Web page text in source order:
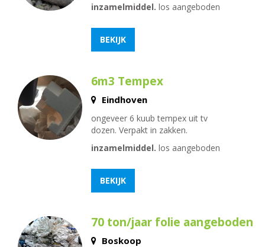
inzamelmiddel. los aangeboden
BEKIJK
6m3 Tempex
Eindhoven
ongeveer 6 kuub tempex uit tv
dozen. Verpakt in zakken.
inzamelmiddel. los aangeboden
BEKIJK
70 ton/jaar folie aangeboden
Boskoop